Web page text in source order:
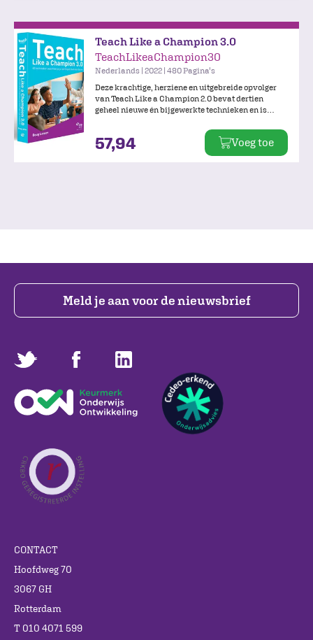
Teach Like a Champion 3.0
TeachLikeaChampion30
Nederlands | 2022 | 480 Pagina's
Deze krachtige, herziene en uitgebreide opvolger
van Teach Like a Champion 2.0 bevat dertien
geheel nieuwe én bijgewerkte technieken en is
Bij deze uitgave hoort een website met online
beeldmateriaal waarin technieken worden
gedemonstreerd.
57,94 Voeg toe
Meld je aan voor de nieuwsbrief
CONTACT
Hoofdweg 70
3067 GH
Rotterdam
T 010 4071 599